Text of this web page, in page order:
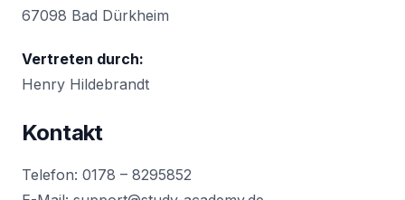
67098 Bad Dürkheim
Vertreten durch:
Henry Hildebrandt
Kontakt
Telefon: 0178 – 8295852